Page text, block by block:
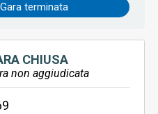
Gara terminata
CHIUSA
non aggiudicata